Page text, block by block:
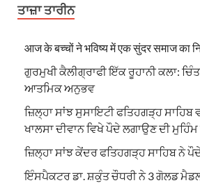
ਤਾਜ਼ਾ ਤਾਰੀਨ
आज के बच्चों ने भविष्य में एक सुंदर समाज का
ਗੁਰਮੁਖੀ ਕੈਲੀਗ੍ਰਾਫੀ ਇੱਕ ਰੂਹਾਨੀ ਕਲਾ:
ਆਤਮਿਕ ਅਨੁਭਵ
ਜ਼ਿਲ੍ਹਾ ਸਾਂਝ ਸੁਸਾਇਟੀ ਫਤਿਹਗੜ੍ਹ ਸਾਹਿਬ
ਖਾਲਸਾ ਦੀਵਾਨ ਵਿਖੇ ਪੌਦੇ ਲਗਾਉਣ ਦੀ ਮੁਹਿੰਮ
ਜ਼ਿਲ੍ਹਾ ਸਾਂਝ ਕੇਂਦਰ ਫਤਿਹਗੜ੍ਹ ਸਾਹਿਬ ਨੇ
ਇੰਸਪੈਕਟਰ ਡਾ. ਸ਼ਕੁੰਤ ਚੌਧਰੀ ਨੇ 3 ਗੋਲਡ